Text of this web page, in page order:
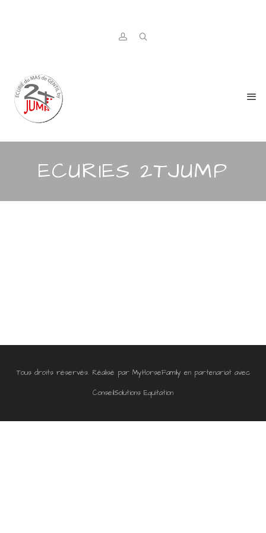
ECURIES 2TJUMP
Tous droits réservés. Réalisé par MyHorseFamily en partenariat avec
ConseilSolutions Equitation